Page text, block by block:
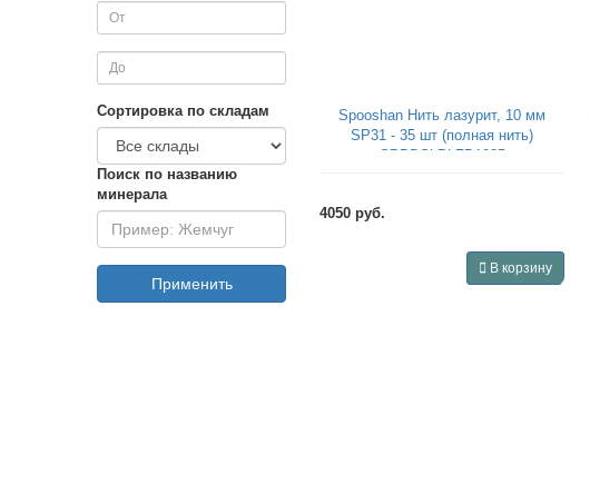
Сортировка по складам
Поиск по названию
минерала
Применить
Spooshan Нить лазурит, 10 мм
SP31 - 35 шт (полная нить)
SPBDSLPLZB1035
4050 руб.
В корзину